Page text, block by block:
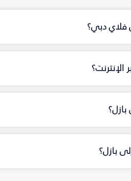
فلاي دبي؟
بازل؟